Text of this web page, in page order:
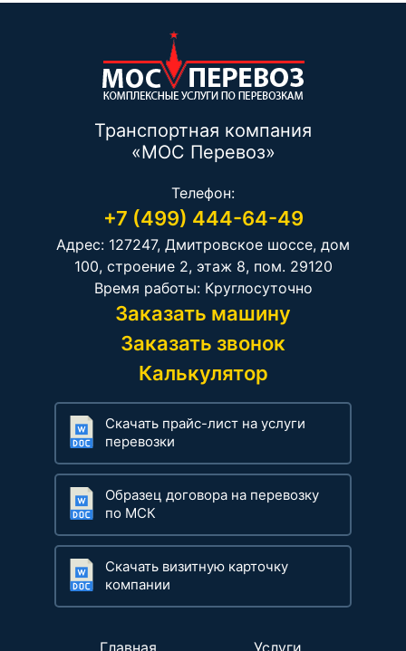
Транспортная компания
«МОС Перевоз»
Телефон:
+7 (499) 444-64-49
Адрес: 127247, Дмитровское шоссе, дом
100, строение 2, этаж 8, пом. 29120
Время работы: Круглосуточно
Заказать машину
Заказать звонок
Калькулятор
Скачать прайс-лист на услуги
перевозки
Образец договора на перевозку
по МСК
Скачать визитную карточку
компании